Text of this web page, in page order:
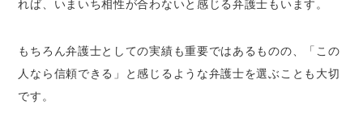
れば、いまいち相性が合わないと感じる弁護士もいます。
もちろん弁護士としての実績も重要ではあるものの、「この
人なら信頼できる」と感じるような弁護士を選ぶことも大切
です。